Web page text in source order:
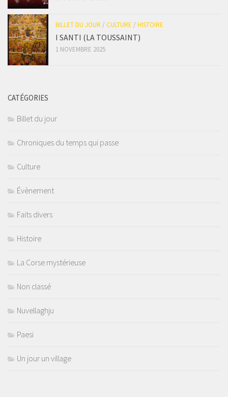
BILLET DU JOUR / CULTURE / HISTOIRE
I SANTI (LA TOUSSAINT)
1 NOVEMBRE 2025
CATÉGORIES
Billet du jour
Chroniques du temps qui passe
Culture
Évènement
Faits divers
Histoire
La Corse mystérieuse
Non classé
Nuvellaghju
Paesi
Un jour un village